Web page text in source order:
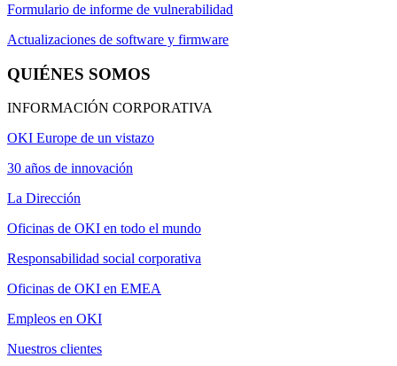
Formulario de informe de vulnerabilidad
Actualizaciones de software y firmware
QUIÉNES SOMOS
INFORMACIÓN CORPORATIVA
OKI Europe de un vistazo
30 años de innovación
La Dirección
Oficinas de OKI en todo el mundo
Responsabilidad social corporativa
Oficinas de OKI en EMEA
Empleos en OKI
Nuestros clientes